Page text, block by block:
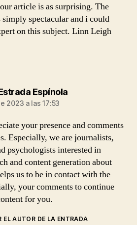
article is as surprising. The
spectacular and i could
on this subject. Linn Leigh
Espínoladice:
2023 a las 17:53
your presence and comments
Especially, we are journalists,
psychologists interested in
and content generation about
us to be in contact with the
your comments to continue
for you.
EL AUTOR DE LA ENTRADA